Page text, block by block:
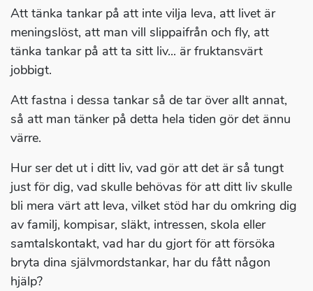
Att tänka tankar på att inte vilja leva, att livet är
meningslöst, att man vill slippaifrån och fly, att
tänka tankar på att ta sitt liv... är fruktansvärt
jobbigt.
Att fastna i dessa tankar så de tar över allt annat,
så att man tänker på detta hela tiden gör det ännu
värre.
Hur ser det ut i ditt liv, vad gör att det är så tungt
just för dig, vad skulle behövas för att ditt liv skulle
bli mera värt att leva, vilket stöd har du omkring dig
av familj, kompisar, släkt, intressen, skola eller
samtalskontakt, vad har du gjort för att försöka
bryta dina självmordstankar, har du fått någon
hjälp?